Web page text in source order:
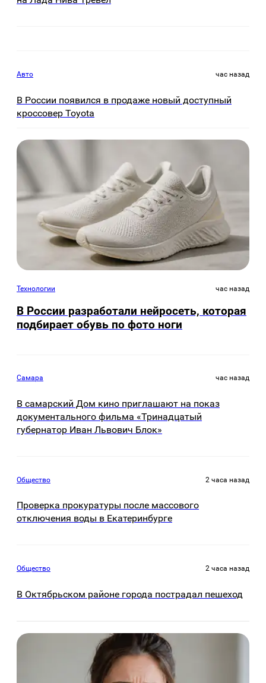
Авто час назад
В России появился в продаже новый доступный
кроссовер Toyota
Технологии час назад
В России разработали нейросеть, которая
подбирает обувь по фото ноги
Самара час назад
В самарский Дом кино приглашают на показ
документального фильма «Тринадцатый
губернатор Иван Львович Блок»
Общество 2 часа назад
Проверка прокуратуры после массового
отключения воды в Екатеринбурге
Общество 2 часа назад
В Октябрьском районе города пострадал пешеход